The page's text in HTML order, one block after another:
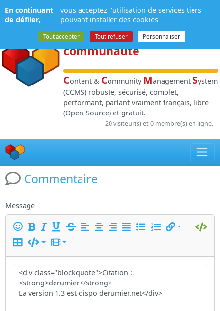
NPDS:Gestion de
contenuet de
communauté
Content & Community Management System
(CCMS) robuste, sécurisé, complet,
performant, parlant vraiment français, libre
(Open-Source) et gratuit.
20 visiteur(s) et 0 membre(s) en ligne.
Commentaire
Message
Panneau de gestion des cookies
En continuant
de défiler,
vous acceptez l'utilisation de services tiers
pouvant installer des cookies
Tout accepter Tout refuser Personnaliser